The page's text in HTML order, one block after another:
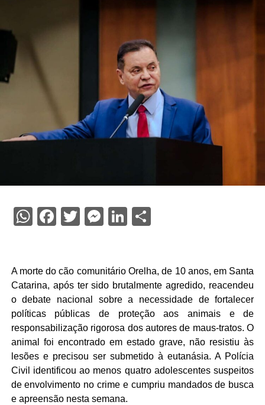
WhatsApp
Facebook
TwitterMessenger
LinkedIn
A morte do cão comunitário Orelha, de 10 anos, em Santa
Catarina, após ter sido brutalmente agredido, reacendeu
o debate nacional sobre a necessidade de fortalecer
políticas públicas de proteção aos animais e de
responsabilização rigorosa dos autores de maus-tratos. O
animal foi encontrado em estado grave, não resistiu às
lesões e precisou ser submetido à eutanásia. A Polícia
Civil identificou ao menos quatro adolescentes suspeitos
de envolvimento no crime e cumpriu mandados de busca
e apreensão nesta semana.